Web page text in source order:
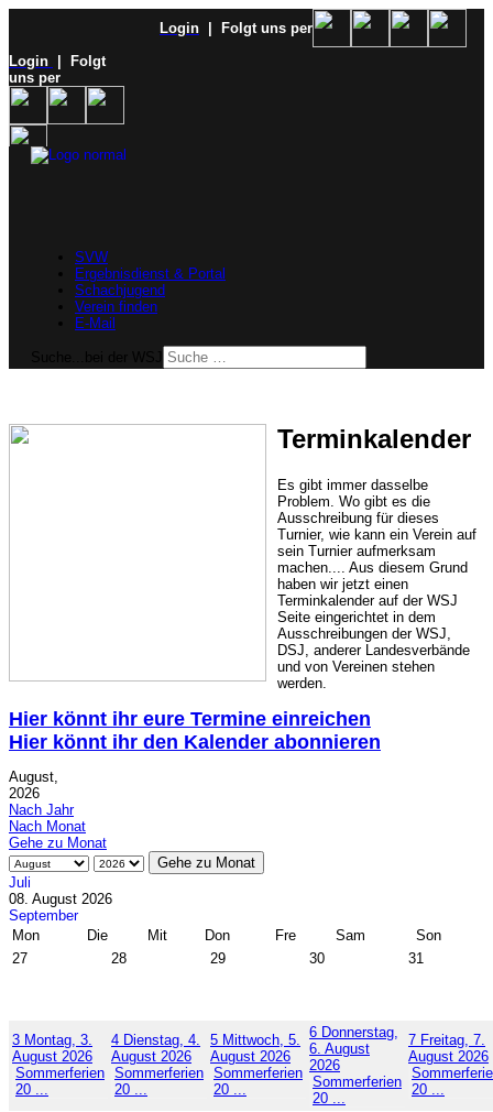
Login
| Folgt uns per
Login
| Folgt
uns per
SVW
Ergebnisdienst & Portal
Schachjugend
Verein finden
E-Mail
Terminkalender
Es gibt immer dasselbe
Problem. Wo gibt es die
Ausschreibung für dieses
Turnier, wie kann ein Verein auf
sein Turnier aufmerksam
machen.... Aus diesem Grund
haben wir jetzt einen
Terminkalender auf der WSJ
Seite eingerichtet in dem
Ausschreibungen der WSJ,
DSJ, anderer Landesverbände
und von Vereinen stehen
werden.
Hier könnt ihr eure Termine einreichen
Hier könnt ihr den Kalender abonnieren
August,
2026
Nach Jahr
Nach Monat
Gehe zu Monat
Gehe zu Monat
Juli
08. August 2026
September
Mon
Die Mit Don Fre Sam
Son
27
28 29 30 31
3 Montag, 3.
August 2026
Sommerferien
20 ...
4 Dienstag, 4.
August 2026
Sommerferien
20 ...
5 Mittwoch, 5.
August 2026
Sommerferien
20 ...
6 Donnerstag,
6. August
2026
Sommerferien
20 ...
7 Freitag, 7.
August 2026
20 ...